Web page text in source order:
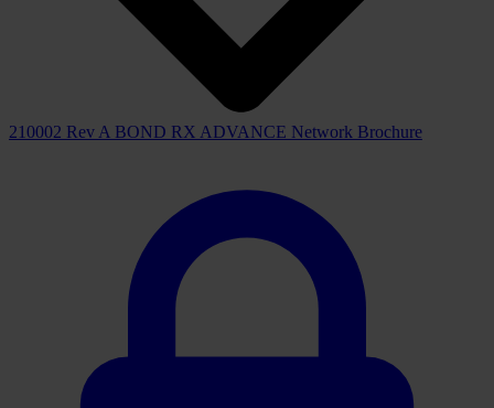
210002 Rev A BOND RX ADVANCE Network Brochure